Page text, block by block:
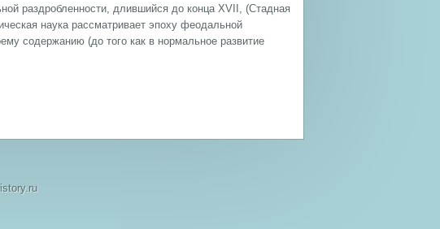
раздробленности, длившийся до конца XVII, (Стадная
наука рассматривает эпоху феодальной
содержанию (до того как в нормальное развитие